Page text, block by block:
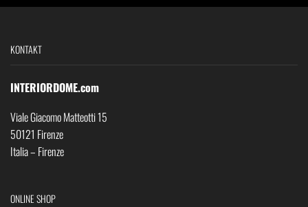
KONTAKT
INTERIORDOME.com
Viale Giacomo Matteotti 15
50121 Firenze
Italia – Firenze
ONLINE SHOP